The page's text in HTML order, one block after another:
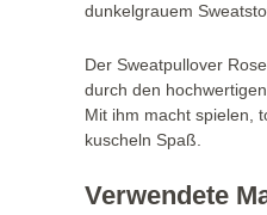
dunkelgrauem
Der Sweatpullover
durch den
Mit ihm macht spielen,
kuscheln Spaß.
Verwendete